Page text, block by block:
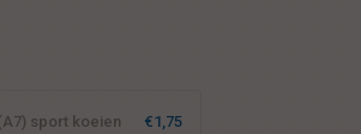
sport koeien €1,75